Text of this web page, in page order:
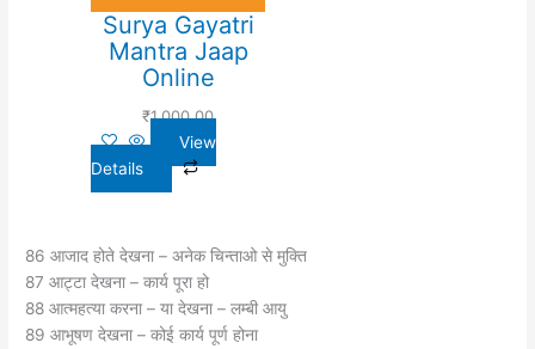
Surya Gayatri
Mantra Jaap
Online
₹1,000.00
View
Details
86 आजाद होते देखना – अनेक चिन्ताओ से मुक्ति
87 आट्टा देखना – कार्य पूरा हो
88 आत्महत्या करना – या देखना – लम्बी आयु
89 आभूषण देखना – कोई कार्य पूर्ण होना